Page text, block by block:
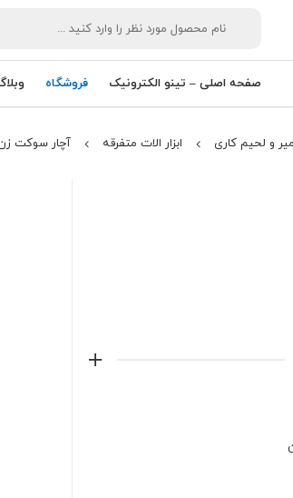
صفحه اصلی – تینو الکترونیک فروشگاه
و لحیم کاری ابزار الات متفرقه آچار سوکت
در زمینه الکترونیک و